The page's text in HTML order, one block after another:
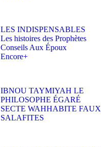
LES INDISPENSABLES
Les histoires des Prophètes
Conseils Aux Époux
Encore+
IBNOU TAYMIYAH LE
PHILOSOPHE ÉGARÉ
SECTE WAHHABITE FAUX
SALAFITES